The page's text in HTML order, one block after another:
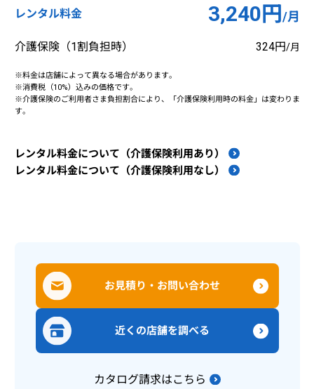
レンタル料金 3,240円 /月
介護保険（1割負担時） 324円/月
※料金は店舗によって異なる場合があります。
※消費税（10%）込みの価格です。
※介護保険のご利用者さま負担割合により、「介護保険利用時の料金」は変わりま
す。
レンタル料金について（介護保険利用あり）
レンタル料金について（介護保険利用なし）
お見積り・お問い合わせ
近くの店舗を調べる
カタログ請求はこちら